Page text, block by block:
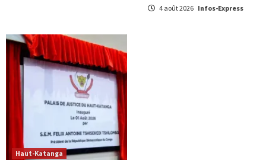
4 août 2026 Infos-Express
Haut-Katanga